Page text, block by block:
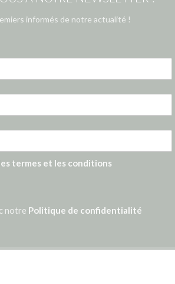
informés de notre actualité !
termes et les conditions
notre Politique de confidentialité